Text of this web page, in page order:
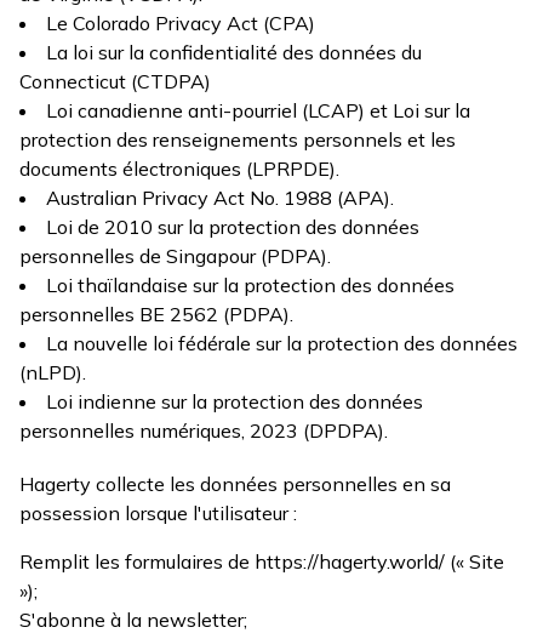
Le Colorado Privacy Act (CPA)
La loi sur la confidentialité des données du
Connecticut (CTDPA)
Loi canadienne anti-pourriel (LCAP) et Loi sur la
protection des renseignements personnels et les
documents électroniques (LPRPDE).
Australian Privacy Act No. 1988 (APA).
Loi de 2010 sur la protection des données
personnelles de Singapour (PDPA).
Loi thaïlandaise sur la protection des données
personnelles BE 2562 (PDPA).
La nouvelle loi fédérale sur la protection des données
(nLPD).
Loi indienne sur la protection des données
personnelles numériques, 2023 (DPDPA).
Hagerty collecte les données personnelles en sa
possession lorsque l'utilisateur :
Remplit les formulaires de https://hagerty.world/ (« Site
»);
S'abonne à la newsletter;